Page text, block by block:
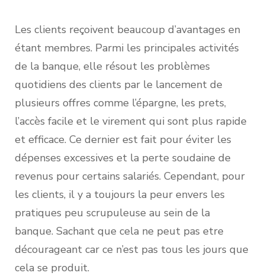
Les clients reçoivent beaucoup d’avantages en
étant membres. Parmi les principales activités
de la banque, elle résout les problèmes
quotidiens des clients par le lancement de
plusieurs offres comme l’épargne, les prets,
l’accès facile et le virement qui sont plus rapide
et efficace. Ce dernier est fait pour éviter les
dépenses excessives et la perte soudaine de
revenus pour certains salariés. Cependant, pour
les clients, il y a toujours la peur envers les
pratiques peu scrupuleuse au sein de la
banque. Sachant que cela ne peut pas etre
décourageant car ce n’est pas tous les jours que
cela se produit.